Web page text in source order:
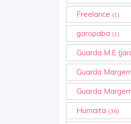
Freelance (1)
garopaba (1)
Guarda M.E
Guarda
Guarda
Humaita (36)